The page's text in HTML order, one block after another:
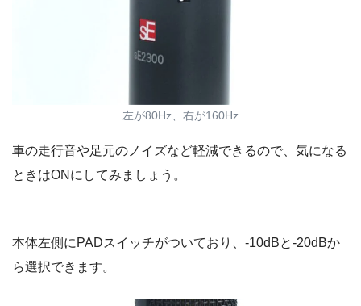
左が80Hz、右が160Hz
車の走行音や足元のノイズなど軽減できるので、気になる
ときはONにしてみましょう。
本体左側にPADスイッチがついており、-10dBと-20dBか
ら選択できます。